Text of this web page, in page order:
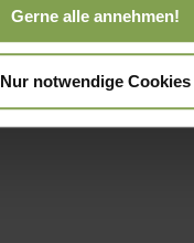
Gerne alle annehmen!
Nur notwendige Cookies